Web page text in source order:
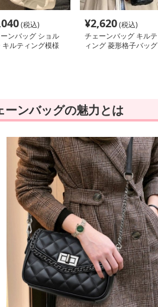
(税込)
ンバッグ ショル
キルティング模様
¥2,620(税込)
チェーンバッグ キルテ
ィング 菱形格子バッグ
ーンバッグの魅力とは